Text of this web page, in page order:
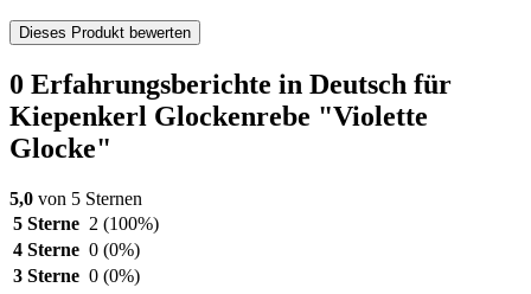
Dieses Produkt bewerten
0 Erfahrungsberichte in Deutsch für
Kiepenkerl Glockenrebe "Violette
Glocke"
5,0 von 5 Sternen
5 Sterne 2 (100%)
4 Sterne 0 (0%)
3 Sterne 0 (0%)